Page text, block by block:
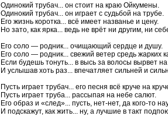
Одинокий трубач... он стоит на краю Ойкумены.
Одинокий трубач... он играет с судьбой на трубе.
Его жизнь коротка... всё имеет названье и цену.
Но зато, как ярка... ведь не врёт ни другим, ни
Его соло — родник... очищающий сердце и душу.
Его соло — родник... свежий ветер средь жарких
Если будешь тонуть... в высь за волосы вырвет
И услышав хоть раз... впечатляет сильней и
Пусть играет трубач... его песня всё круче на
Пусть играет труба... рассыпая на небе салют.
Его образ и «след»... пусть, нет-нет, да кого-то
И подскажут, как жить... ну, а лучшие в такт